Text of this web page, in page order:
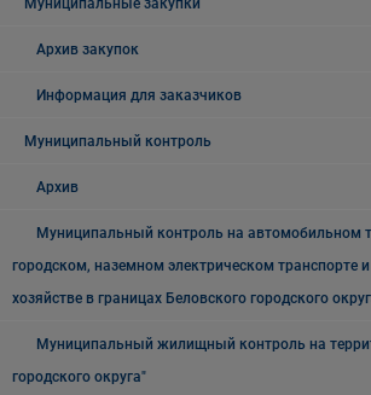
Муниципальные закупки
Архив закупок
Информация для заказчиков
Муниципальный контроль
Архив
Муниципальный контроль на автомобильном
городском, наземном электрическом транспорте
хозяйстве в границах Беловского городского
Муниципальный жилищный контроль на
городского округа"